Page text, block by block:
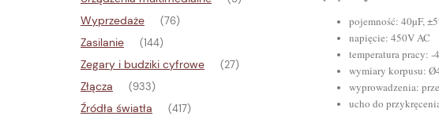
Wyprzedaże (76)
Zasilanie (144)
Zegary i budziki cyfrowe (27)
Złącza (933)
Źródła światła (417)
pojemność: 40µF,
napięcie: 450V AC
temperatura pracy:
wymiary korpusu:
wyprowadzenia:
ucho do